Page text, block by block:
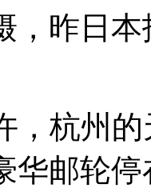
，昨日
杭州的
华邮轮